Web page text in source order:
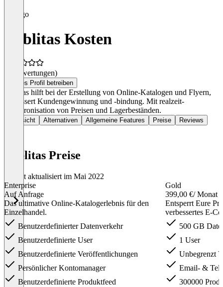
Publitas Kosten
(0 Bewertungen)
Dieses Profil betreiben
Publitas hilft bei der Erstellung von Online-Katalogen und Flyern,
verbessert Kundengewinnung und -bindung. Mit realzeit-
Synchronisation von Preisen und Lagerbeständen.
Übersicht Alternativen Allgemeine Features Preise Reviews
Publitas Preise
Zuletzt aktualisiert im Mai 2022
Enterprise
Auf Anfrage
Das ultimative Online-Katalogerlebnis für den
Einzelhandel.
Benutzerdefinierter Datenverkehr
Benutzerdefinierte User
Benutzerdefinierte Veröffentlichungen
Persönlicher Kontomanager
Benutzerdefinierte Produktfeed
Gold
399,00 €/ Monat
Entsperrt Eure
verbessertes E-
500 GB
1 User
Unbegrenzt
Email- &
300000